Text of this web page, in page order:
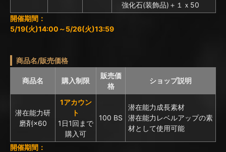
強化石(装飾品)＋１ｘ50
開催期間：
5/19(火)14:00～5/26(火)13:59
商品名/販売価格
商品名 購入制限
販売価
格
ショップ説明
潜在能力研
磨剤×60
1アカウン
ト
1日1回まで
購入可
100 BS
潜在能力成長素材
潜在能力レベルアップの素
材として使用可能
開催期間：